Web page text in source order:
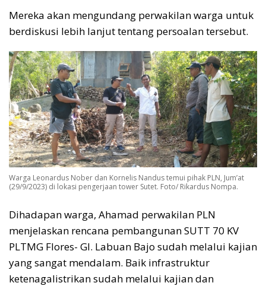
Mereka akan mengundang perwakilan warga untuk
berdiskusi lebih lanjut tentang persoalan tersebut.
Warga Leonardus Nober dan Kornelis Nandus temui pihak PLN, Jum’at
(29/9/2023) di lokasi pengerjaan tower Sutet. Foto/ Rikardus Nompa.
Dihadapan warga, Ahamad perwakilan PLN
menjelaskan rencana pembangunan SUTT 70 KV
PLTMG Flores- GI. Labuan Bajo sudah melalui kajian
yang sangat mendalam. Baik infrastruktur
ketenagalistrikan sudah melalui kajian dan